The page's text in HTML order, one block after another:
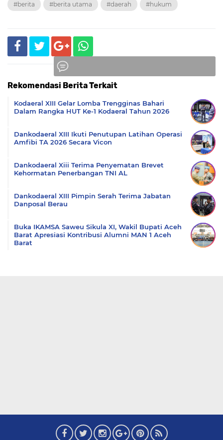
#berita #berita utama #daerah #hukum
Rekomendasi Berita Terkait
Kodaeral XIII Gelar Lomba Trengginas Bahari
Dalam Rangka HUT Ke-1 Kodaeral Tahun 2026
Dankodaeral XIII Ikuti Penutupan Latihan Operasi
Amfibi TA 2026 Secara Vicon
Dankodaeral Xiii Terima Penyematan Brevet
Kehormatan Penerbangan TNI AL
Dankodaeral XIII Pimpin Serah Terima Jabatan
Danposal Berau
Buka IKAMSA Saweu Sikula XI, Wakil Bupati Aceh
Barat Apresiasi Kontribusi Alumni MAN 1 Aceh
Barat